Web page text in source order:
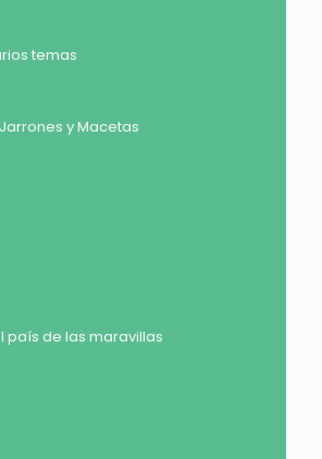
temas
y Macetas
país de las maravillas